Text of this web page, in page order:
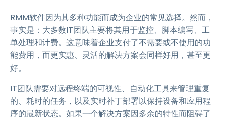
RMM软件因为其多种功能而成为企业的常见选择。然而，
事实是：大多数IT团队主要将其用于监控、脚本编写、工
单处理和计费。这意味着企业支付了不需要或不使用的功
能费用，而更实惠、灵活的解决方案会同样好用，甚至更
好。
IT团队需要对远程终端的可视性、自动化工具来管理重复
的、耗时的任务，以及实时补丁部署以保持设备和应用程
序的最新状态。如果一个解决方案因多余的特性而阻碍了